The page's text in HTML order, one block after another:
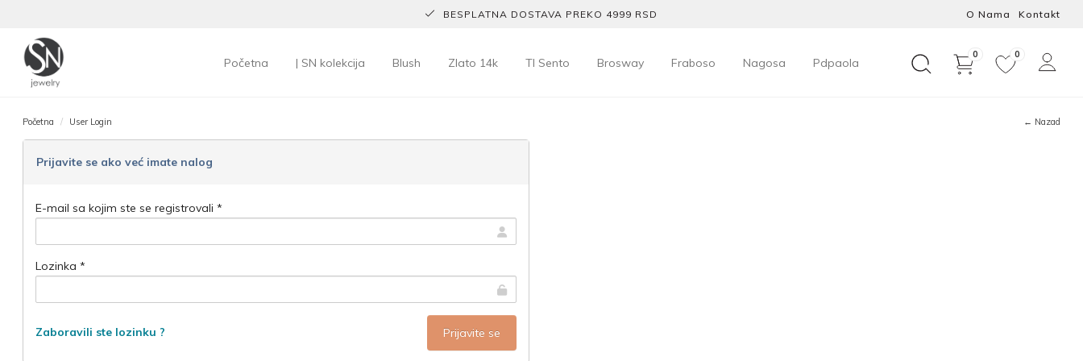
BESPLATNA DOSTAVA PREKO 4999 RSD O Nama Kontakt
Početna | SN kolekcija Blush Zlato 14k TI Sento Brosway Fraboso Nagosa Pdpaola
0 0
Početna User Login ← Nazad
Prijavite se ako već imate nalog
E-mail sa kojim ste se registrovali *
Lozinka *
Zaboravili ste lozinku ?